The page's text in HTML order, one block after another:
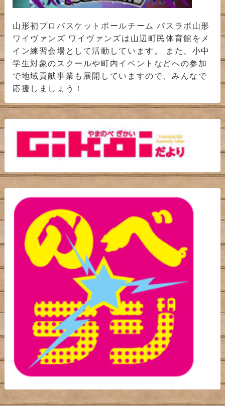
山形初プロバスケットボールチーム パスラボ山形
ワイヴァンズ ワイヴァンズは山辺町民体育館をメ
イン練習会場として活動しています。 また、小中
学生対象のスクールや町内イベントなどへの参加
で地域貢献事業も展開していますので、みんなで
応援しましょう！